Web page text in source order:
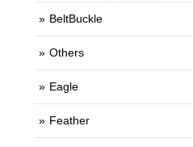
BeltBuckle
Others
Eagle
Feather